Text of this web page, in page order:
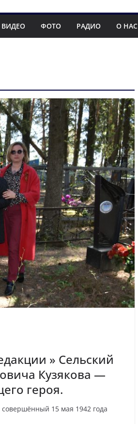
ВИДЕО ФОТО РАДИО О НАС
» Сельский
Кузякова —
героя.
15 мая 1942 года